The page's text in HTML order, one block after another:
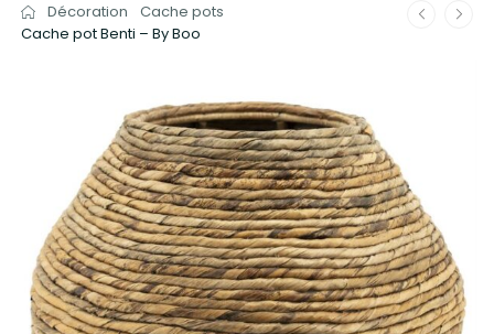
Décoration
Cache pots
Cache pot Benti – By Boo